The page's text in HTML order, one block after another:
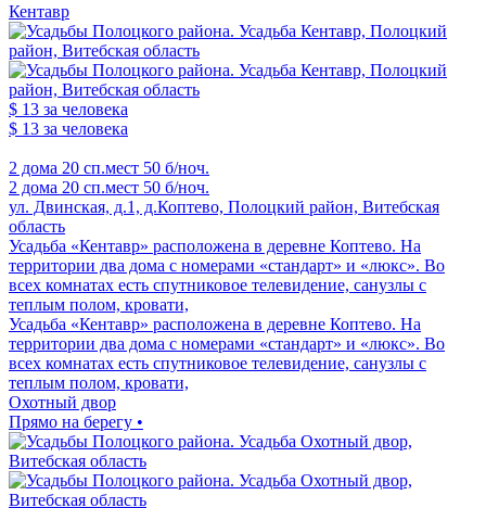
Кентавр
$ 13 за человека
$ 13 за человека
2 дома 20 сп.мест 50 б/ноч.
2 дома 20 сп.мест 50 б/ноч.
ул. Двинская, д.1, д.Коптево, Полоцкий район, Витебская
область
Усадьба «Кентавр» расположена в деревне Коптево. На
территории два дома с номерами «стандарт» и «люкс». Во
всех комнатах есть спутниковое телевидение, санузлы с
теплым полом, кровати,
Усадьба «Кентавр» расположена в деревне Коптево. На
территории два дома с номерами «стандарт» и «люкс». Во
всех комнатах есть спутниковое телевидение, санузлы с
теплым полом, кровати,
Охотный двор
Прямо на берегу •